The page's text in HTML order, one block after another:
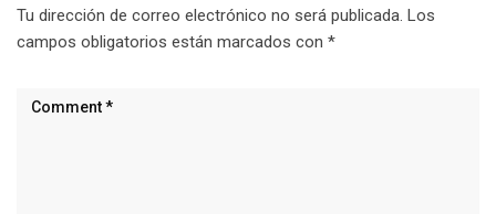
Tu dirección de correo electrónico no será publicada. Los
campos obligatorios están marcados con *